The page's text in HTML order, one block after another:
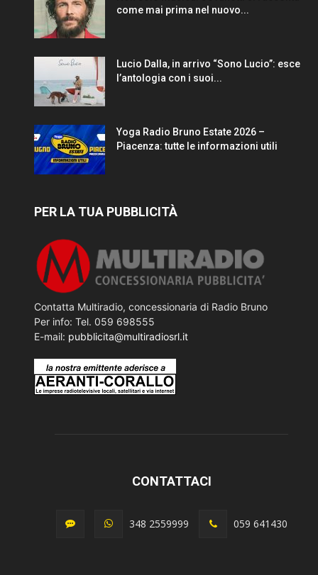
come mai prima nel nuovo...
Lucio Dalla, in arrivo “Sono Lucio”: esce
l’antologia con i suoi...
Yoga Radio Bruno Estate 2026 –
Piacenza: tutte le informazioni utili
PER LA TUA PUBBLICITÀ
Contatta Multiradio, concessionaria di Radio Bruno
Per info: Tel. 059 698555
E-mail: pubblicita@multiradiosrl.it
CONTATTACI
348 2559999 059 641430